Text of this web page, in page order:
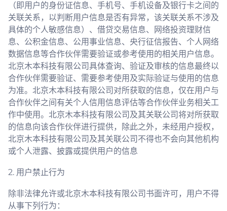
（即用户的身份证信息、手机号、手机设备及银行卡之间的
关联关系，以判断用户信息是否有异常，该关联关系不涉及
具体的个人敏感信息）、借贷交易信息、网络投资理财信
息、公积金信息、公用事业信息、央行征信报告、个人网络
数据信息等合作伙伴需要验证或参考使用的相关用户信息。
北京木本科技有限公司具体查询、验证及审核的信息最终以
合作伙伴需要验证、需要参考使用及实际验证与使用的信息
为准。北京木本科技有限公司对所获取的信息，仅在用户与
合作伙伴之间有关个人信用信息评估等合作伙伴业务相关工
作中使用。北京木本科技有限公司及其关联公司将对所获取
的信息向该合作伙伴进行提供，除此之外，未经用户授权，
北京木本科技有限公司及其关联公司不得也不会向其他机构
或个人泄露、披露或提供用户的信息
2. 用户禁止行为
除非法律允许或北京木本科技有限公司书面许可，用户不得
从事下列行为：